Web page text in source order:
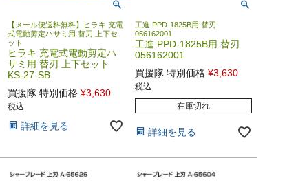
【メール便送料無料】ヒラキ 充電
式電動剪定ハサミ用 替刃 上下セ
ット
ヒラキ 充電式電動剪定ハ
サミ用 替刃 上下セット
KS-27-SB
買援隊 特別価格 ¥3,630
税込
詳細を見る
工進 PPD-1825B用 替刃
056162001
工進 PPD-1825B用 替刃
056162001
買援隊 特別価格 ¥3,630
税込
在庫切れ
詳細を見る